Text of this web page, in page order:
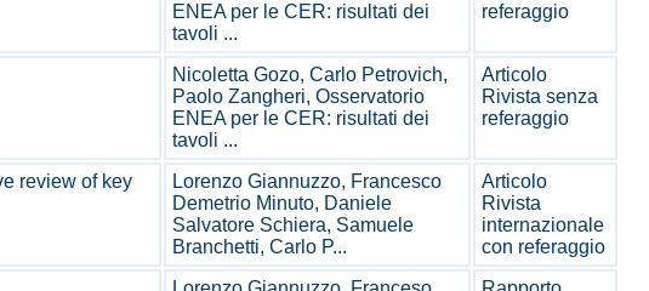
ENEA per le CER: risultati dei
tavoli ...
referaggio
Nicoletta Gozo, Carlo Petrovich,
Paolo Zangheri, Osservatorio
ENEA per le CER: risultati dei
tavoli ...
Articolo
Rivista senza
referaggio
review of key
Lorenzo Giannuzzo, Francesco
Demetrio Minuto, Daniele
Salvatore Schiera, Samuele
Branchetti, Carlo P...
Articolo
Rivista
internazionale
con referaggio